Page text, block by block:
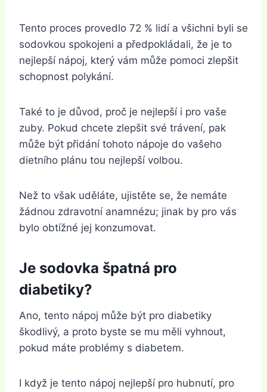
Tento proces provedlo 72 % lidí a všichni byli se
sodovkou spokojeni a předpokládali, že je to
nejlepší nápoj, který vám může pomoci zlepšit
schopnost polykání.
Také to je důvod, proč je nejlepší i pro vaše
zuby. Pokud chcete zlepšit své trávení, pak
může být přidání tohoto nápoje do vašeho
dietního plánu tou nejlepší volbou.
Než to však uděláte, ujistěte se, že nemáte
žádnou zdravotní anamnézu; jinak by pro vás
bylo obtížné jej konzumovat.
Je sodovka špatná pro
diabetiky?
Ano, tento nápoj může být pro diabetiky
škodlivý, a proto byste se mu měli vyhnout,
pokud máte problémy s diabetem.
I když je tento nápoj nejlepší pro hubnutí, pro